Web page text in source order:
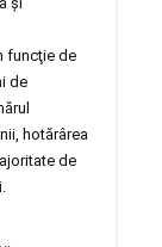
funcţie de
de
hotărârea
de